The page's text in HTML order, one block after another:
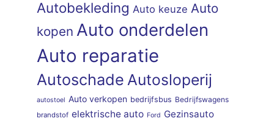
Autobekleding Auto keuze Auto
kopen Auto onderdelen
Auto reparatie
Autoschade Autosloperij
autostoel Auto verkopen bedrijfsbus Bedrijfswagens
brandstof elektrische auto Ford Gezinsauto